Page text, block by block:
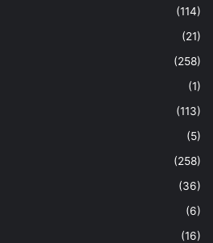
(114)
(21)
(258)
(1)
(113)
(5)
(258)
(36)
(6)
(16)